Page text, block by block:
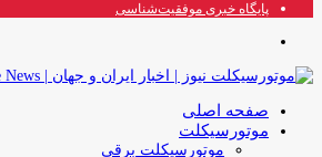
پایگاه خبری موفقیت‌شناسی
صفحه اصلی
موتورسیکلت
موتورسیکلت برقی